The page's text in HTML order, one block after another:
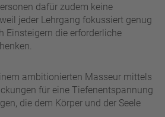
dafür zudem keine
jeder Lehrgang fokussiert genug
Einsteigern die erforderliche
ambitionierten Masseur mittels
für eine Tiefenentspannung
die dem Körper und der Seele